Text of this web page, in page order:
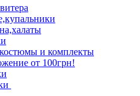
и комплекты
от 100грн!